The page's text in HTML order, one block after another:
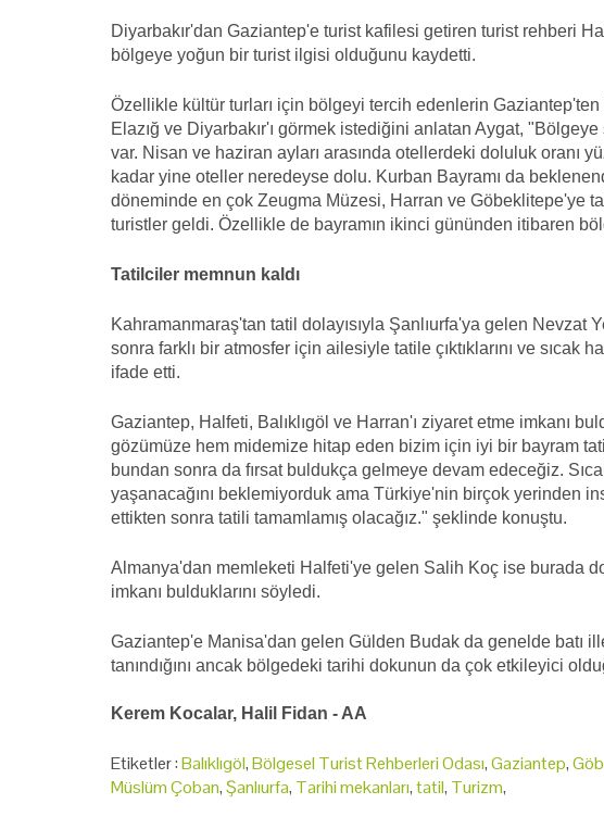
Diyarbakır'dan Gaziantep'e turist kafilesi getiren turist rehberi
bölgeye yoğun bir turist ilgisi olduğunu kaydetti.
Özellikle kültür turları için bölgeyi tercih edenlerin Gaziantep'ten
Elazığ ve Diyarbakır'ı görmek istediğini anlatan Aygat,
var. Nisan ve haziran ayları arasında otellerdeki doluluk oranı
kadar yine oteller neredeyse dolu. Kurban Bayramı da
döneminde en çok Zeugma Müzesi, Harran ve Göbeklitepe'ye
turistler geldi. Özellikle de bayramın ikinci gününden itibaren
Tatilciler memnun kaldı
Kahramanmaraş'tan tatil dolayısıyla Şanlıurfa'ya gelen Nevzat
sonra farklı bir atmosfer için ailesiyle tatile çıktıklarını ve sıcak
ifade etti.
Gaziantep, Halfeti, Balıklıgöl ve Harran'ı ziyaret etme imkanı
gözümüze hem midemize hitap eden bizim için iyi bir bayram
bundan sonra da fırsat buldukça gelmeye devam edeceğiz.
yaşanacağını beklemiyorduk ama Türkiye'nin birçok yerinden
ettikten sonra tatili tamamlamış olacağız." şeklinde konuştu.
Almanya'dan memleketi Halfeti'ye gelen Salih Koç ise burada
imkanı bulduklarını söyledi.
Gaziantep'e Manisa'dan gelen Gülden Budak da genelde batı
tanındığını ancak bölgedeki tarihi dokunun da çok etkileyici
Kerem Kocalar, Halil Fidan - AA
Etiketler :Balıklıgöl,Bölgesel Turist Rehberleri Odası,Gaziantep,
Müslüm Çoban,Şanlıurfa, Tarihi mekanları,tatil, Turizm,